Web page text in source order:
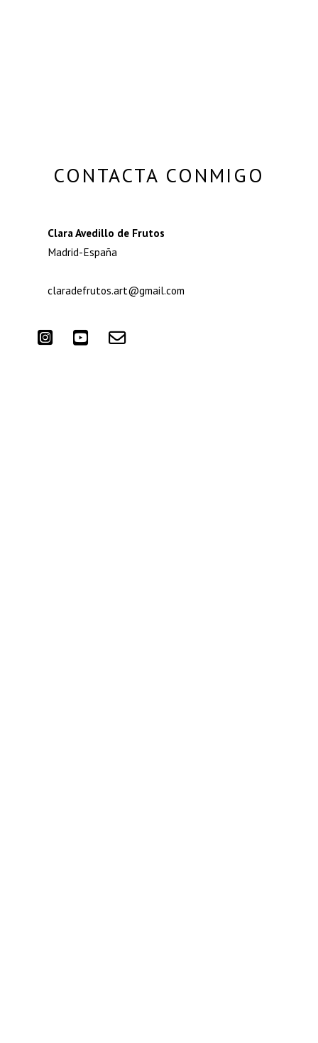
CONTACTA CONMIGO
Clara Avedillo de Frutos
Madrid-España
claradefrutos.art@gmail.com